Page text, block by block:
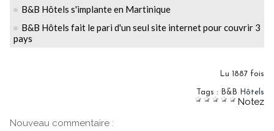
B&B Hôtels s'implante en Martinique
B&B Hôtels fait le pari d'un seul site internet pour couvrir 3
pays
Lu 1887 fois
Tags : B&B Hôtels
Notez
Nouveau commentaire :